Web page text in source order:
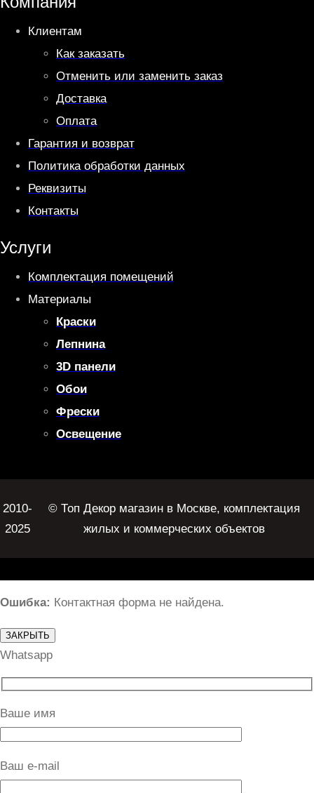
p
p
a
m
Клиентам
Как заказать
Отменить или заменить заказ
Доставка
Оплата
Гарантия и возврат
Политика обработки данных
Реквизиты
Контакты
Услуги
Комплектация помещений
Материалы
Краски
Лепнина
3D панели
Обои
Фрески
Освещение
2010-
2025
© Топ Декор магазин в Москве, комплектация
жилых и коммерческих объектов
Ошибка: Контактная форма не найдена.
ЗАКРЫТЬ
Whatsapp
Ваше имя
Ваш e-mail